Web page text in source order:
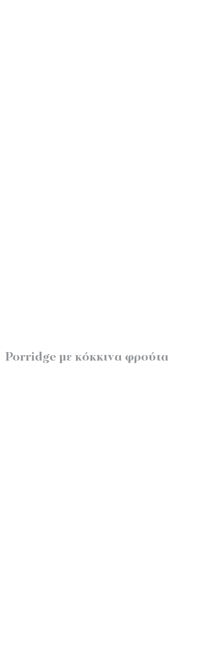
Porridge με κόκκινα φρούτα